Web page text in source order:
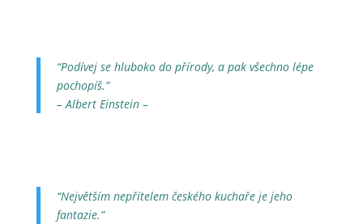
“Podívej se hluboko do přírody, a pak všechno lépe
pochopíš.”
– Albert Einstein –
“Největším nepřítelem českého kuchaře je jeho
fantazie.”